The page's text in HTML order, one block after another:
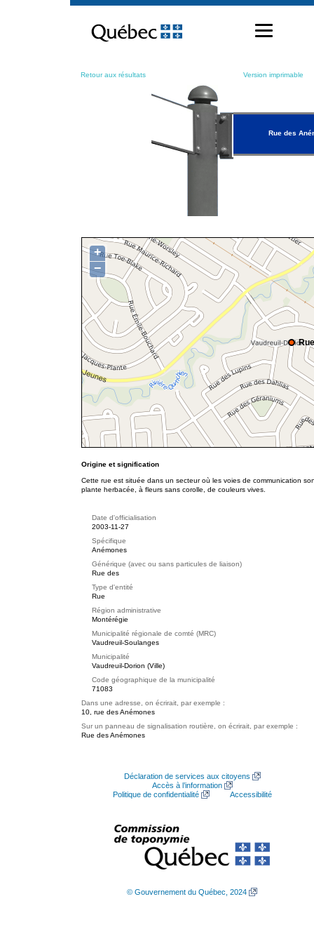
contenu
Retour aux résultats Version imprimable
Rue des
+
−
Origine et signification
Cette rue est située dans un secteur où les voies de communication
plante herbacée, à fleurs sans corolle, de couleurs vives.
Date d'officialisation
2003-11-27
Spécifique
Anémones
Générique (avec ou sans particules de liaison)
Rue des
Type d'entité
Rue
Région administrative
Montérégie
Municipalité régionale de comté (MRC)
Vaudreuil-Soulanges
Municipalité
Vaudreuil-Dorion (Ville)
Code géographique de la municipalité
71083
Dans une adresse, on écrirait, par exemple :
10, rue des Anémones
Sur un panneau de signalisation routière, on écrirait, par exemple :
Rue des Anémones
Déclaration de services aux citoyens
Accès à l’information
Politique de confidentialité
Accessibilité
© Gouvernement du Québec, 2024